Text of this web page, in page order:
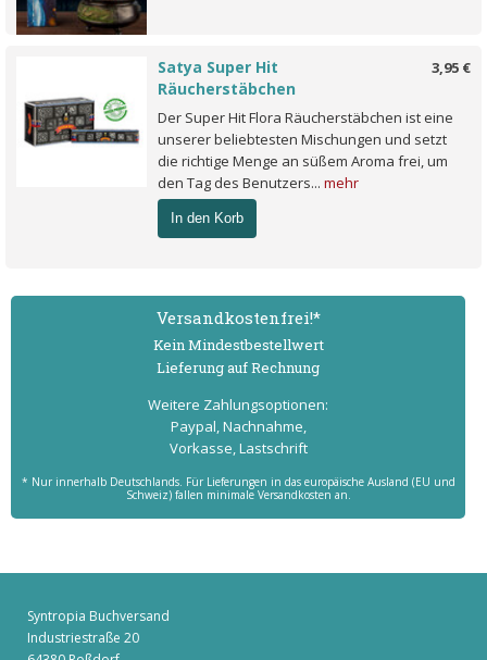
3,95 €
Satya Super Hit
Räucherstäbchen
Der Super Hit Flora Räucherstäbchen ist eine
unserer beliebtesten Mischungen und setzt
die richtige Menge an süßem Aroma frei, um
den Tag des Benutzers... mehr
In den Korb
Versand­kostenfrei!*
Kein Mindest­bestell­wert
Lieferung auf Rechnung
Weitere Zahlungs­optionen:
Paypal, Nachnahme,
Vorkasse, Lastschrift
* Nur innerhalb Deutschlands. Für Lieferungen in das europäische Ausland (EU und
Schweiz) fallen minimale Versandkosten an.
Syntropia Buchversand
Industriestraße 20